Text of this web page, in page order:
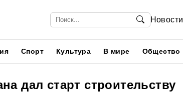
Новости
Спорт Культура В мире Общество
дал старт строительству